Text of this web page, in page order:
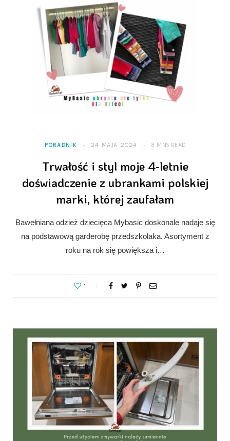
PORADNIK 24 MAJA 2024 8 MINS READ
Trwałość i styl moje 4-letnie
doświadczenie z ubrankami polskiej
marki, której zaufałam
Bawełniana odzież dziecięca Mybasic doskonale nadaje się
na podstawową garderobę przedszkolaka. Asortyment z
roku na rok się powiększa i…
1